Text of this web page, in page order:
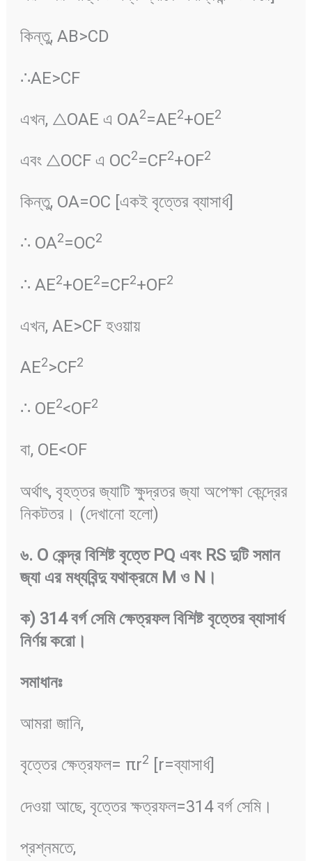
কিন্তু, AB>CD
∴AE>CF
এখন, △OAE এ OA2=AE2+OE2
এবং △OCF এ OC2=CF2+OF2
কিন্তু, OA=OC [একই বৃত্তের ব্যাসার্ধ]
∴ OA2=OC2
∴ AE2+OE2=CF2+OF2
এখন, AE>CF হওয়ায়
AE2>CF2
∴ OE2<OF2
বা, OE<OF
অর্থাৎ, বৃহত্তর জ্যাটি ক্ষুদ্রতর জ্যা অপেক্ষা কেন্দ্রের
নিকটতর। (দেখানো হলো)
৬. O কেন্দ্র বিশিষ্ট বৃত্তেPQ এবংRS দুটি সমান
জ্যা এর মধ্যবিন্দু যথাক্রমেM ওN ।
ক) 314বর্গ সেমি ক্ষেত্রফল বিশিষ্ট বৃত্তের ব্যাসার্ধ
নির্ণয় করো।
সমাধানঃ
আমরা জানি,
বৃত্তের ক্ষেত্রফল= πr2 [r=ব্যাসার্ধ]
দেওয়া আছে, বৃত্তের ক্ষত্রফল=314 বর্গ সেমি।
প্রশ্নমতে,